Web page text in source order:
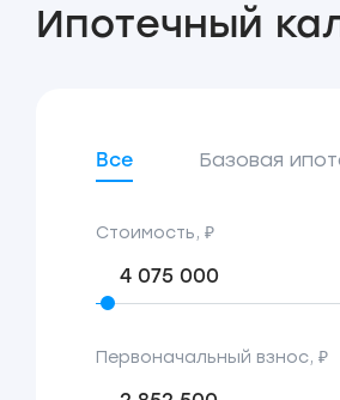
Ипотечный
Все Базовая
Стоимость, ₽
Первоначальный взнос, ₽